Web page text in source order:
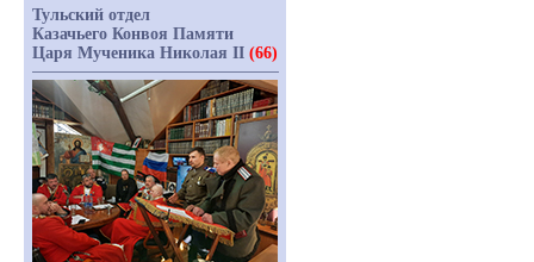
Тульский отдел
Казачьего Конвоя Памяти
Царя Мученика Николая II (66)